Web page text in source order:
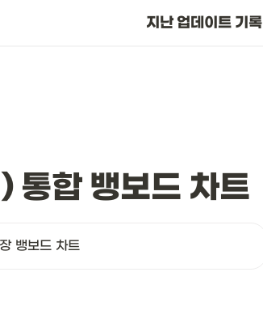
지난 업데이트 기록
합 뱅보드 차트
뱅보드 차트